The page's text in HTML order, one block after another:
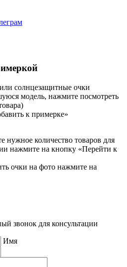
солнцезащитные очки
модель, нажмите посмотреть
к примерке»
нужное количество товаров для
нажмите на кнопку «Перейти к
очки на фото нажмите на
звонок для консультации
Имя